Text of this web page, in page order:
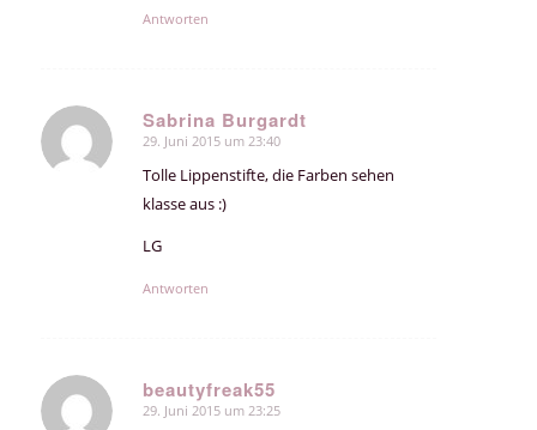
Antworten
Sabrina Burgardt
sagte:
29. Juni 2015 um 23:40
Tolle Lippenstifte, die Farben sehen
klasse aus :)
LG
Antworten
beautyfreak55
sagte:
29. Juni 2015 um 23:25